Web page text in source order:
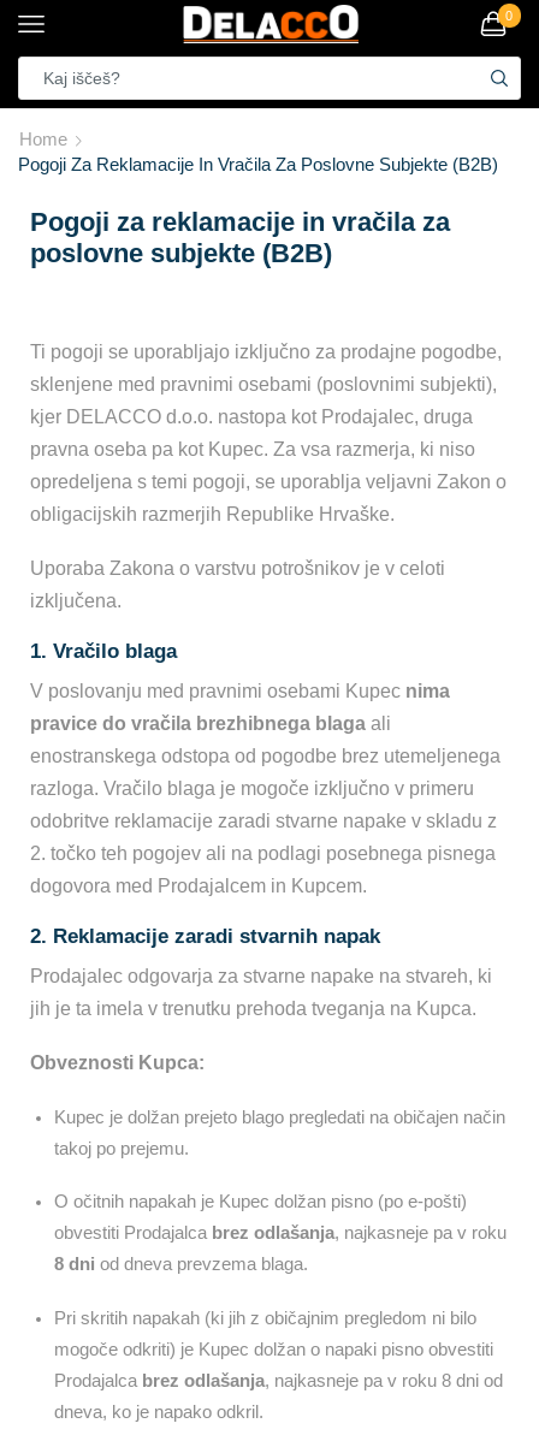
0
Home
Pogoji Za Reklamacije In Vračila Za Poslovne Subjekte (B2B)
Pogoji za reklamacije in vračila za
poslovne subjekte (B2B)
Ti pogoji se uporabljajo izključno za prodajne pogodbe,
sklenjene med pravnimi osebami (poslovnimi subjekti),
kjer DELACCO d.o.o. nastopa kot Prodajalec, druga
pravna oseba pa kot Kupec. Za vsa razmerja, ki niso
opredeljena s temi pogoji, se uporablja veljavni Zakon o
obligacijskih razmerjih Republike Hrvaške.
Uporaba Zakona o varstvu potrošnikov je v celoti
izključena.
1. Vračilo blaga
V poslovanju med pravnimi osebami Kupec nima
pravice do vračila brezhibnega blaga ali
enostranskega odstopa od pogodbe brez utemeljenega
razloga. Vračilo blaga je mogoče izključno v primeru
odobritve reklamacije zaradi stvarne napake v skladu z
2. točko teh pogojev ali na podlagi posebnega pisnega
dogovora med Prodajalcem in Kupcem.
2. Reklamacije zaradi stvarnih napak
Prodajalec odgovarja za stvarne napake na stvareh, ki
jih je ta imela v trenutku prehoda tveganja na Kupca.
Obveznosti Kupca:
Kupec je dolžan prejeto blago pregledati na običajen način
takoj po prejemu.
O očitnih napakah je Kupec dolžan pisno (po e-pošti)
obvestiti Prodajalca brez odlašanja, najkasneje pa v roku
8 dni od dneva prevzema blaga.
Pri skritih napakah (ki jih z običajnim pregledom ni bilo
mogoče odkriti) je Kupec dolžan o napaki pisno obvestiti
Prodajalca brez odlašanja, najkasneje pa v roku 8 dni od
dneva, ko je napako odkril.